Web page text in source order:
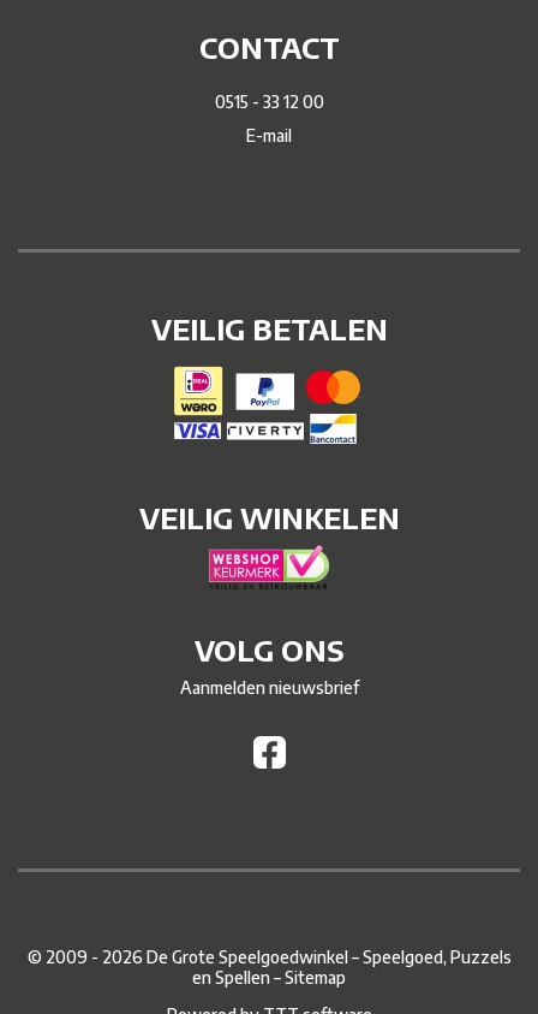
CONTACT
0515 - 33 12 00
E-mail
VEILIG BETALEN
VEILIG WINKELEN
VOLG ONS
Aanmelden nieuwsbrief
© 2009 - 2026 De Grote Speelgoedwinkel – Speelgoed, Puzzels
en Spellen –Sitemap